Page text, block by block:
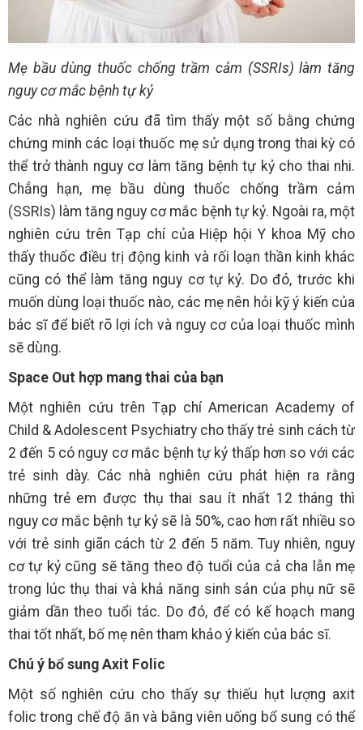
Mẹ bầu dùng thuốc chống trầm cảm (SSRIs) làm tăng
nguy cơ mắc bệnh tự kỷ
Các nhà nghiên cứu đã tìm thấy một số bằng chứng
chứng minh các loại thuốc mẹ sử dụng trong thai kỳ có
thể trở thành nguy cơ làm tăng bệnh tự kỷ cho thai nhi.
Chẳng hạn, mẹ bầu dùng thuốc chống trầm cảm
(SSRIs) làm tăng nguy cơ mắc bệnh tự kỷ. Ngoài ra, một
nghiên cứu trên Tạp chí của Hiệp hội Y khoa Mỹ cho
thấy thuốc điều trị động kinh và rối loạn thần kinh khác
cũng có thể làm tăng nguy cơ tự kỷ. Do đó, trước khi
muốn dùng loại thuốc nào, các mẹ nên hỏi kỹ ý kiến của
bác sĩ để biết rõ lợi ích và nguy cơ của loại thuốc mình
sẽ dùng.
Space Out hợp mang thai của bạn
Một nghiên cứu trên Tạp chí American Academy of
Child & Adolescent Psychiatry cho thấy trẻ sinh cách từ
2 đến 5 có nguy cơ mắc bệnh tự kỷ thấp hơn so với các
trẻ sinh dày. Các nhà nghiên cứu phát hiện ra rằng
những trẻ em được thụ thai sau ít nhất 12 tháng thì
nguy cơ mắc bệnh tự kỷ sẽ là 50%, cao hơn rất nhiều so
với trẻ sinh giãn cách từ 2 đến 5 năm. Tuy nhiên, nguy
cơ tự kỷ cũng sẽ tăng theo độ tuổi của cả cha lẫn mẹ
trong lúc thụ thai và khả năng sinh sản của phụ nữ sẽ
giảm dần theo tuổi tác. Do đó, để có kế hoạch mang
thai tốt nhất, bố mẹ nên tham khảo ý kiến của bác sĩ.
Chú ý bổ sung Axit Folic
Một số nghiên cứu cho thấy sự thiếu hụt lượng axit
folic trong chế độ ăn và bằng viên uống bổ sung có thể